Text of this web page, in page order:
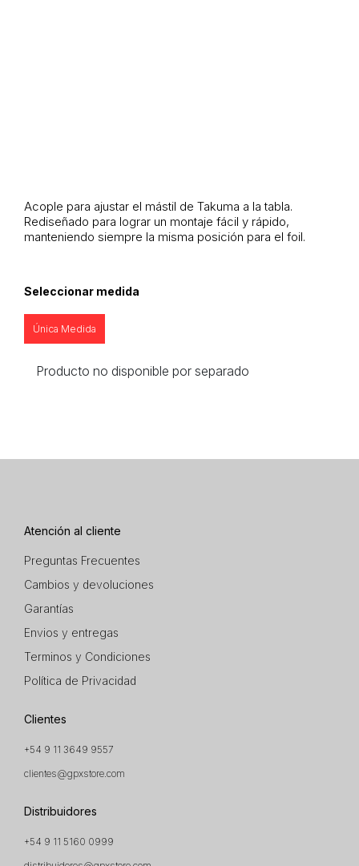
Acople para ajustar el mástil de Takuma a la tabla.
Rediseñado para lograr un montaje fácil y rápido,
manteniendo siempre la misma posición para el foil.
Seleccionar medida
Única Medida
Producto no disponible por separado
Atención al cliente
Preguntas Frecuentes
Cambios y devoluciones
Garantías
Envios y entregas
Terminos y Condiciones
Política de Privacidad
Clientes
+54 9 11 3649 9557
clientes@gpxstore.com
Distribuidores
+54 9 11 5160 0999